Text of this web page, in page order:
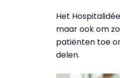
Het
maar ook om
patiënten toe
delen.